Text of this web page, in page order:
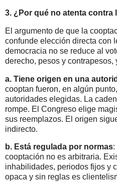
3. ¿Por qué no atenta contra
El argumento de que la
confunde elección directa con
democracia no se reduce al
derecho, pesos y contrapesos,
a. Tiene origen en una
cooptan fueron, en algún
autoridades elegidas. La
rompe. El Congreso elige
sus reemplazos. El origen
indirecto.
b. Está regulada por normas:
cooptación no es arbitraria.
inhabilidades, periodos fijos y
opaca y sin reglas es